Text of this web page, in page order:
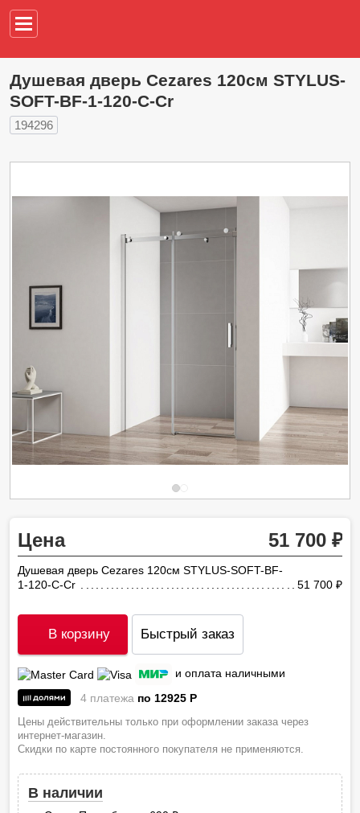
Душевая дверь Cezares 120см STYLUS-
SOFT-BF-1-120-C-Cr
194296
Цена 51 700
Душевая дверь Cezares 120см STYLUS-SOFT-BF-
1-120-C-Cr
51 700
В корзину Быстрый заказ
и оплата наличными
4 платежа по 12925 P
Цены действительны только при оформлении заказа через
интернет-магазин.
Скидки по карте постоянного покупателя не применяются.
В наличии